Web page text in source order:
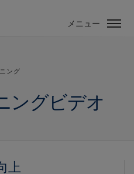
メニュー
ング
ングビデオ
上